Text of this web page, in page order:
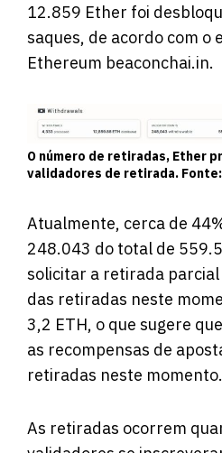
12.859 Ether foi
saques, de acordo com o
Ethereum beaconchai.in.
O número de retiradas, Ether
validadores de retirada.
Atualmente, cerca de
248.043 do total de
solicitar a retirada
das retiradas neste
3,2 ETH, o que sugere
as recompensas de
retiradas neste momento.
As retiradas ocorrem